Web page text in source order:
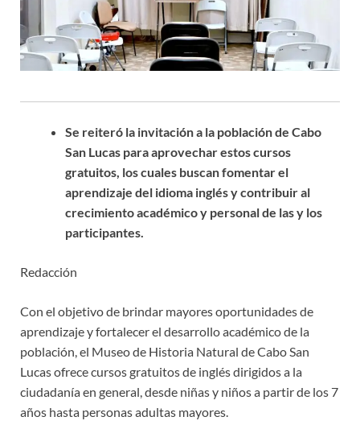
Se reiteró la invitación a la población de Cabo
San Lucas para aprovechar estos cursos
gratuitos, los cuales buscan fomentar el
aprendizaje del idioma inglés y contribuir al
crecimiento académico y personal de las y los
participantes.
Redacción
Con el objetivo de brindar mayores oportunidades de
aprendizaje y fortalecer el desarrollo académico de la
población, el Museo de Historia Natural de Cabo San
Lucas ofrece cursos gratuitos de inglés dirigidos a la
ciudadanía en general, desde niñas y niños a partir de los 7
años hasta personas adultas mayores.